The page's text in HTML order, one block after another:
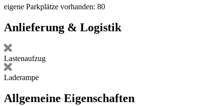
eigene Parkplätze vorhanden: 80
Anlieferung & Logistik
Lastenaufzug
Laderampe
Allgemeine Eigenschaften